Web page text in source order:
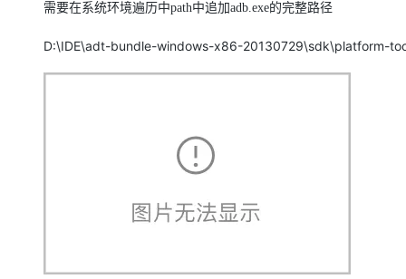
需要在系统环境遍历中path中追加adb.exe的完整路径
D:\IDE\adt-bundle-windows-x86-20130729\sdk\platform-